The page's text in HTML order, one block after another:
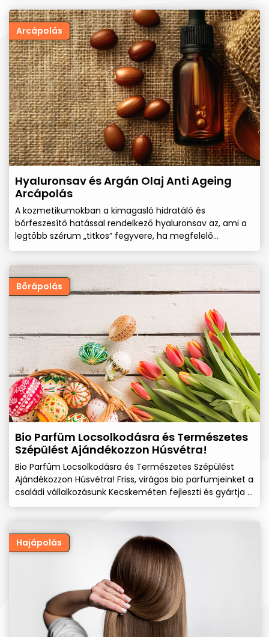
Arcápolás
Hyaluronsav és Argán Olaj Anti Ageing
Arcápolás
A kozmetikumokban a kimagasló hidratáló és
bőrfeszesítő hatással rendelkező hyaluronsav az, ami a
legtöbb szérum „titkos” fegyvere, ha megfelelő
koncentrációban van jelen. Ennek a nagy molekulájú
savas mukopoliszaharid), az emberi szervezeten belüli
megoszlása a bőr tekintetében, mintegy 6-9%-os és
különböző molekulasúlyút, méretűt célszerű kombinálni
az arckrémekben is. A legjobb kombináció, ha egyszerre
legalább 2 féle molekulasúlyú hyaluronsav van a
szérumokban és az arckrémekben.
Bőrápolás
Bio Parfüm Locsolkodásra és Természetes
Szépülést Ajándékozzon Húsvétra!
Bio Parfüm Locsolkodásra és Természetes Szépülést
Ajándékozzon Húsvétra! Friss, virágos bio parfümjeinket a
családi vállalkozásunk Kecskeméten fejleszti és gyártja a
tanúsított biokozmetikumok és SLS mentes
derűre hangoló hatással is rendelkeznek a gazdag
aromájú virágesszenciái és illóolajai miatt.
Hajápolás